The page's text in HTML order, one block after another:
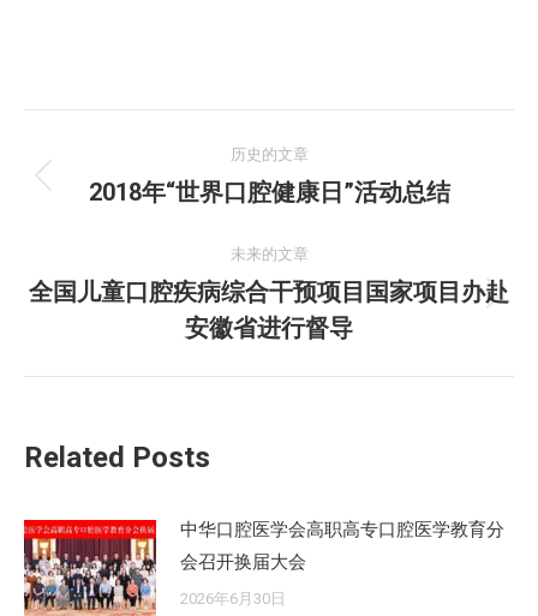
章
航
历史的文章
历
的
文
章：
2018年“世界口腔健康日”活动总结
未来的文章
未
来
的
全国儿童口腔疾病综合干预项目国家项目办赴
安徽省进行督导
Related Posts
中华口腔医学会高职高专口腔医学教育分
会召开换届大会
2026年6月30日